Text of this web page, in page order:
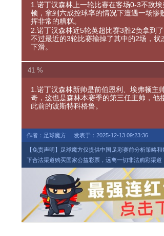
1.诺丁汉森林上一轮比赛在客场0-3不敌埃
顿，拿到六成控球率的情况下遭遇一场惨
挥非常的糟糕。
2.诺丁汉森林近5轮英超比赛3胜2负拿到了
不过最近的3轮比赛输掉了其中的2场，状
下滑。
41 %
1.诺丁汉森林新帅是前伯恩利、埃弗顿主
奇，这也是森林本赛季的第三任主帅，他
此前的波斯特科格鲁。
作者：足球魔方 发表于：2025-12-13 09:23:36
【免责声明】足球魔方仅提供中国足彩赛前分析策略
下合法渠道购买国家公益彩票，远离一切非法购彩渠道